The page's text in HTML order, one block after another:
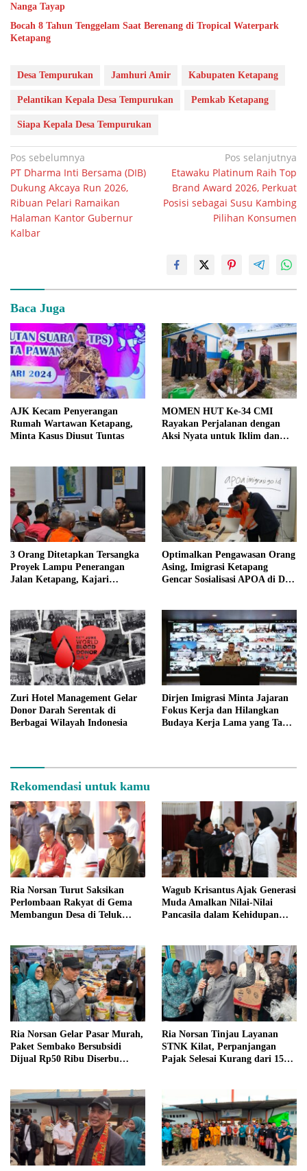
Nanga Tayap
Bocah 8 Tahun Tenggelam Saat Berenang di Tropical Waterpark
Ketapang
Desa Tempurukan Jamhuri Amir Kabupaten Ketapang
Pelantikan Kepala Desa Tempurukan Pemkab Ketapang
Siapa Kepala Desa Tempurukan
Navigasi
pos
Pos sebelumnya
PT Dharma Inti Bersama (DIB)
Dukung Akcaya Run 2026,
Ribuan Pelari Ramaikan
Halaman Kantor Gubernur
Kalbar
Pos selanjutnya
Etawaku Platinum Raih Top
Brand Award 2026, Perkuat
Posisi sebagai Susu Kambing
Pilihan Konsumen
Baca Juga
AJK Kecam Penyerangan
Rumah Wartawan Ketapang,
Minta Kasus Diusut Tuntas
MOMEN HUT Ke-34 CMI
Rayakan Perjalanan dengan
Aksi Nyata untuk Iklim dan
3 Orang Ditetapkan Tersangka
Proyek Lampu Penerangan
Jalan Ketapang, Kajari
Optimalkan Pengawasan Orang
Asing, Imigrasi Ketapang
Gencar Sosialisasi APOA di Dua
Zuri Hotel Management Gelar
Donor Darah Serentak di
Berbagai Wilayah Indonesia
Dirjen Imigrasi Minta Jajaran
Fokus Kerja dan Hilangkan
Budaya Kerja Lama yang Tak
Rekomendasi untuk kamu
Ria Norsan Turut Saksikan
Perlombaan Rakyat di Gema
Membangun Desa di Teluk
Wagub Krisantus Ajak Generasi
Muda Amalkan Nilai-Nilai
Pancasila dalam Kehidupan
Ria Norsan Gelar Pasar Murah,
Paket Sembako Bersubsidi
Dijual Rp50 Ribu Diserbu
Ria Norsan Tinjau Layanan
STNK Kilat, Perpanjangan
Pajak Selesai Kurang dari 15